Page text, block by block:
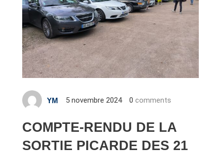
YM 5 novembre 2024 0 comments
COMPTE-RENDU DE LA
SORTIE PICARDE DES 21